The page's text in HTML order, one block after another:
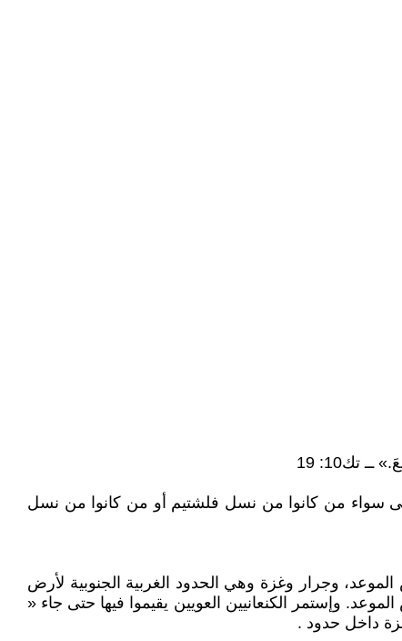
تك10: 19
سواء من كانوا من نسل فلشتيم أو من كانوا من نسل
وجرار وغزة وهي الحدود الغربية الجنوبية لأرض
وإستمر الكنعانيين العويين يقيموا فيها حتى جاء «
داخل حدود .